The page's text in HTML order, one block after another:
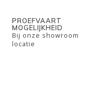
PROEFVAART
MOGELIJKHEID
Bij onze showroom
locatie